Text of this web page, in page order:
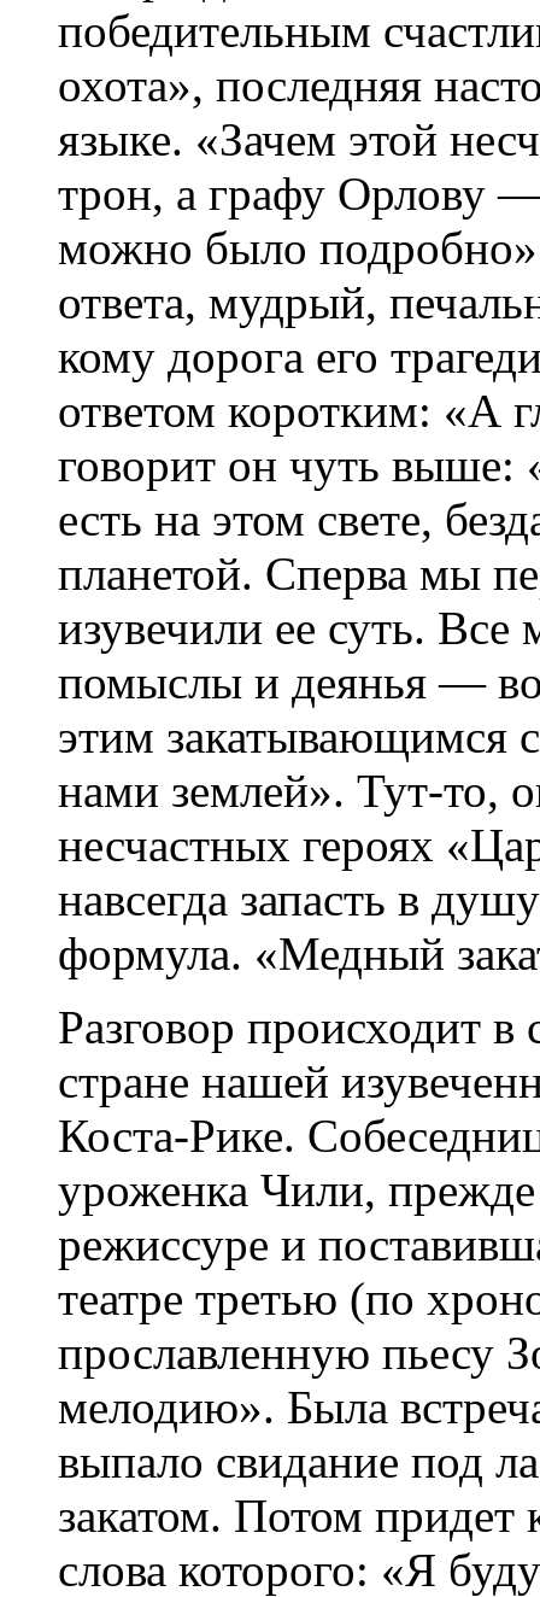
победительным
охота», последняя
языке. «Зачем этой
трон, а графу Орлову —
можно было
ответа, мудрый,
кому дорога его
ответом коротким: «А
говорит он чуть
есть на этом свете,
планетой. Сперва мы
изувечили ее суть.
помыслы и деянья —
этим закатывающимся
нами землей». Тут-то,
несчастных героях
навсегда запасть в
формула. «Медный
Разговор происходит
стране нашей
Коста-Рике.
уроженка Чили,
режиссуре и
театре третью (по
прославленную пьесу
мелодию». Была
выпало свидание под
закатом. Потом придет
слова которого: «Я